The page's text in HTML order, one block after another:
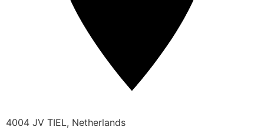
4004 JV TIEL, Netherlands